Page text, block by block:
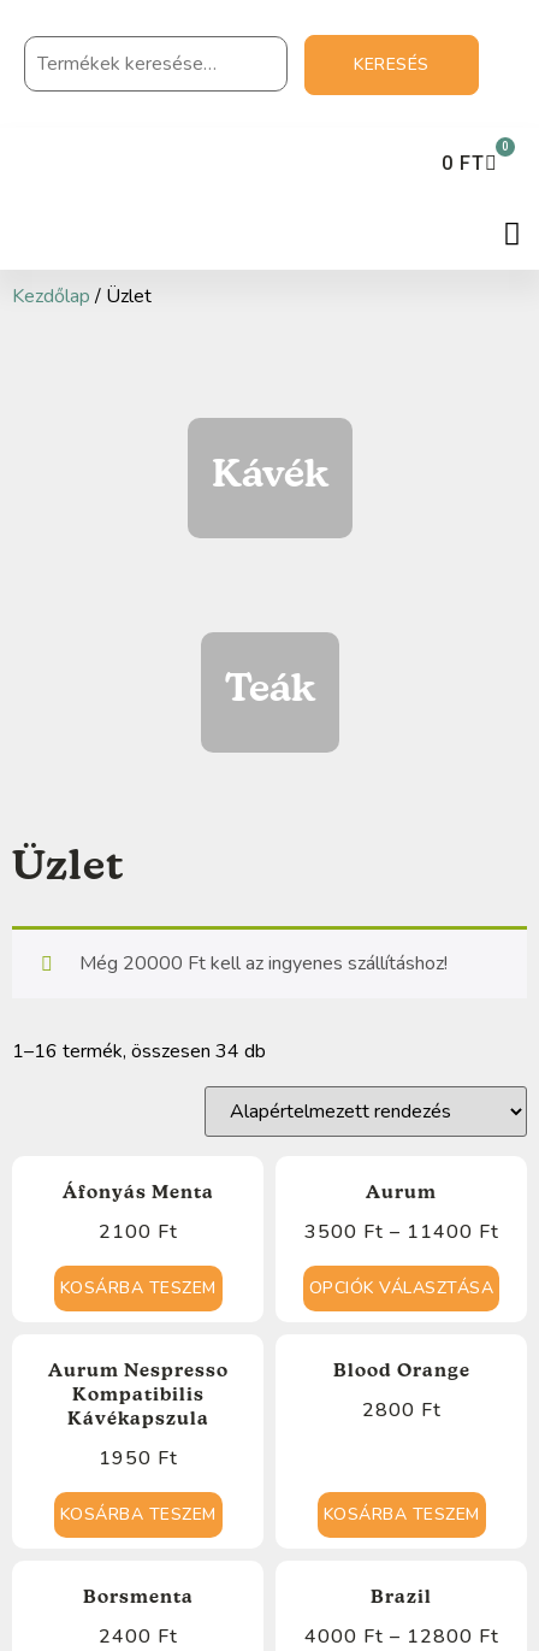
KERESÉS
0 FT
0
Kezdőlap/ Üzlet
Kávék
Teák
Üzlet
Még 20000 Ftkell az ingyenes szállításhoz!
1–16 termék, összesen 34 db
Áfonyás Menta
2100 Ft
KOSÁRBA TESZEM
Aurum
3500 Ft – 11400 Ft
OPCIÓK VÁLASZTÁSA
Aurum Nespresso
Kompatibilis
Kávékapszula
1950 Ft
KOSÁRBA TESZEM
Blood Orange
2800 Ft
KOSÁRBA TESZEM
Borsmenta
2400 Ft
Brazil
4000 Ft – 12800 Ft